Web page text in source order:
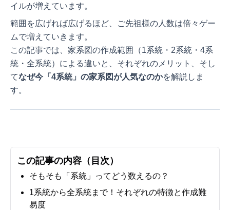
イルが増えています。
範囲を広げれば広げるほど、ご先祖様の人数は倍々ゲー
ムで増えていきます。
この記事では、家系図の作成範囲（1系統・2系統・4系
統・全系統）による違いと、それぞれのメリット、そし
てなぜ今「4系統」の家系図が人気なのかを解説しま
す。
この記事の内容（目次）
そもそも「系統」ってどう数えるの？
1系統から全系統まで！それぞれの特徴と作成難
易度